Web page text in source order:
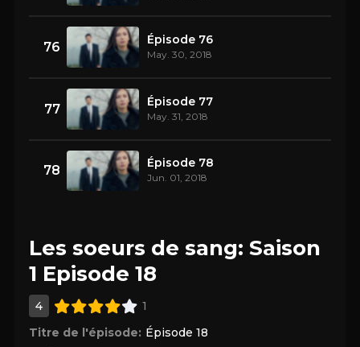
76 Épisode 76
May. 30, 2018
77 Épisode 77
May. 31, 2018
78 Épisode 78
Jun. 01, 2018
Les soeurs de sang: Saison
1 Episode 18
4
1
Titre de l'épisode: Épisode 18